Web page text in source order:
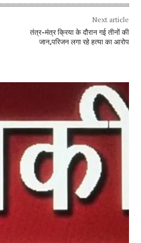
Next article
तंत्र-मंत्र क्रिया के दौरान गई तीनों की
जान,परिजन लगा रहे हत्या का आरोप